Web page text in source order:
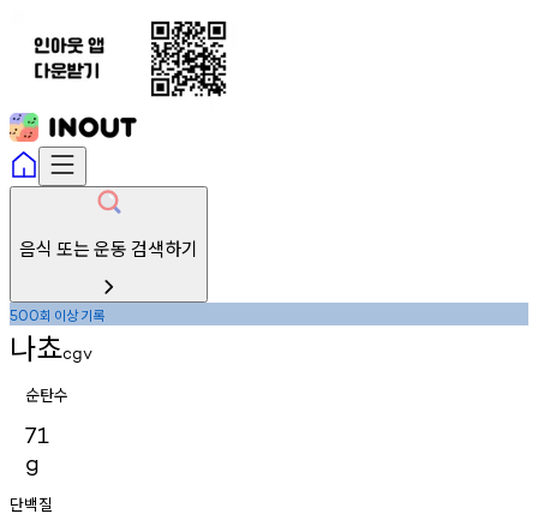
음식 또는 운동 검색하기
500회 이상기록
나쵸cgv
순탄수
71
g
단백질